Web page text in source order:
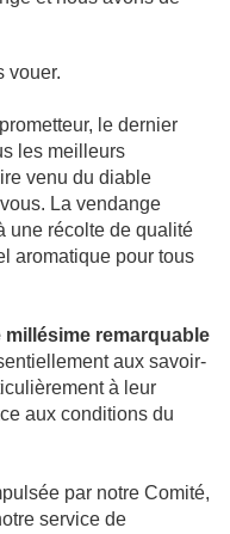
vouer.
le dernier
les meilleurs
venu du diable
La vendange
une récolte de qualité
aromatique pour tous
millésime remarquable
aux savoir-
à leur
aux conditions du
par notre Comité,
service de